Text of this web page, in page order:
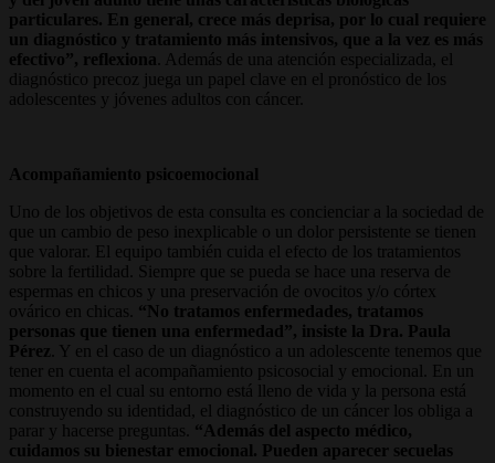
particulares. En general, crece más deprisa, por lo cual requiere
un diagnóstico y tratamiento más intensivos, que a la vez es más
efectivo”, reflexiona . Además de una atención especializada, el
diagnóstico precoz juega un papel clave en el pronóstico de los
adolescentes y jóvenes adultos con cáncer.
Acompañamiento psicoemocional
Uno de los objetivos de esta consulta es concienciar a la sociedad de
que un cambio de peso inexplicable o un dolor persistente se tienen
que valorar. El equipo también cuida el efecto de los tratamientos
sobre la fertilidad. Siempre que se pueda se hace una reserva de
espermas en chicos y una preservación de ovocitos y/o córtex
ovárico en chicas. “No tratamos enfermedades, tratamos
personas que tienen una enfermedad”, insiste la Dra. Paula
Pérez . Y en el caso de un diagnóstico a un adolescente tenemos que
tener en cuenta el acompañamiento psicosocial y emocional. En un
momento en el cual su entorno está lleno de vida y la persona está
construyendo su identidad, el diagnóstico de un cáncer los obliga a
parar y hacerse preguntas. “Además del aspecto médico,
cuidamos su bienestar emocional. Pueden aparecer secuelas